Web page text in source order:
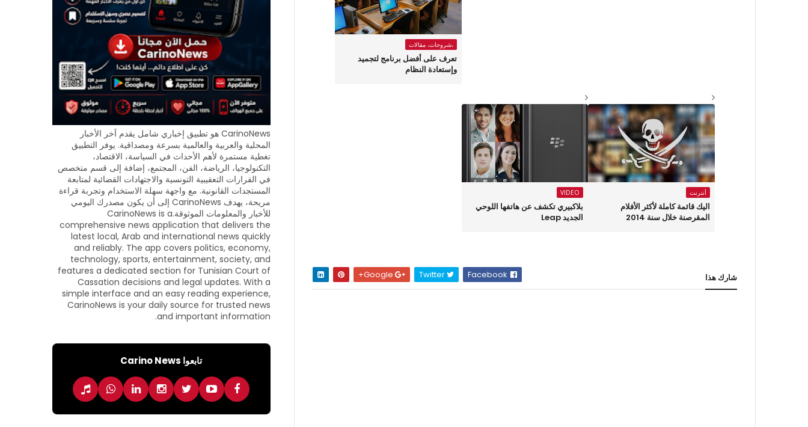
،شروحات، مقالات
تعرف على أفضل برنامج لتجميد
وإستعادة النظام
أنترنت
اليك قائمة كاملة لأكثر الأفلام
المقرصنة خلال سنة 2014
VIDEO
بلاكبيري تكشف عن هاتفها اللوحي
الجديد Leap
شارك هذا Twitter
CarinoNews هو تطبيق إخباري شامل يقدم آخر الأخبار
المحلية والعربية والعالمية بسرعة ومصداقية. يوفر التطبيق
تغطية مستمرة لأهم الأحداث في السياسة، الاقتصاد،
التكنولوجيا، الرياضة، الفن، المجتمع، إضافة إلى قسم متخصص
في القرارات التعقيبية التونسية والاجتهادات القضائية لمتابعة
المستجدات القانونية. مع واجهة سهلة الاستخدام وتجربة قراءة
مريحة، يهدف CarinoNews إلى أن يكون مصدرك اليومي
للأخبار والمعلومات الموثوقة.CarinoNews is a
comprehensive news application that delivers the
latest local, Arab and international news quickly
and reliably. The app covers politics, economy,
technology, sports, entertainment, society, and
features a dedicated section for Tunisian Court of
Cassation decisions and legal updates. With a
simple interface and an easy reading experience,
CarinoNews is your daily source for trusted news
and important information.
تابعوا Carino News